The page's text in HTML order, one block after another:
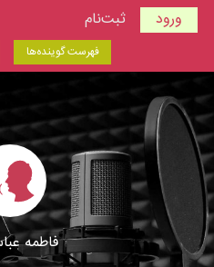
ورود ثبت‌نام
فهرست گوینده‌ها
فاطمه